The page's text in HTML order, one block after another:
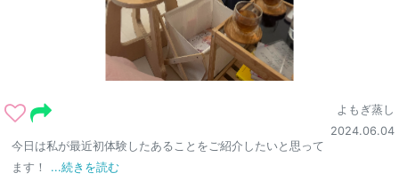
よもぎ蒸し
2024.06.04
今日は私が最近初体験したあることをご紹介したいと思って
ます！
...続きを読む